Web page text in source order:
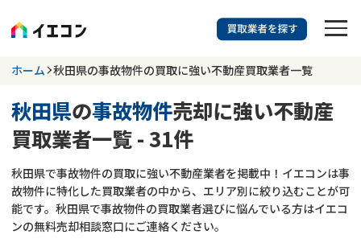
訳あり物件に強い業者を探す
秋田県 事故物件
更新日 :2026年07月31日
業者を探す
ホーム 秋田県の事故物件の買取に強い不動産買取業者一覧
秋田県の事故物件売却に強い不動産
買取業者一覧 - 31件
秋田県で事故物件の買取に強い不動産業者を掲載中！イエコンは事
故物件に特化した買取業者の中から、エリア別に絞り込むことが可
能です。秋田県で事故物件の買取業者選びに悩んでいる方はイエコ
ンの無料売却相談窓口にご連絡ください。